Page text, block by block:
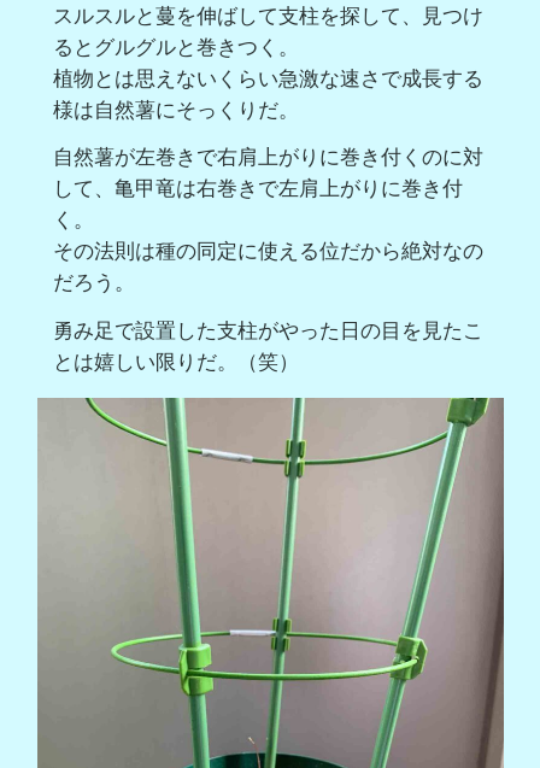
スルスルと蔓を伸ばして支柱を探して、見つけ
るとグルグルと巻きつく。
植物とは思えないくらい急激な速さで成長する
様は自然薯にそっくりだ。
自然薯が左巻きで右肩上がりに巻き付くのに対
して、亀甲竜は右巻きで左肩上がりに巻き付
く。
その法則は種の同定に使える位だから絶対なの
だろう。
勇み足で設置した支柱がやった日の目を見たこ
とは嬉しい限りだ。（笑）